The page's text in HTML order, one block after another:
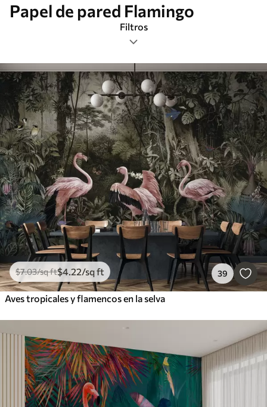
Papel de pared Flamingo
Filtros
Etiquetas
Formato de imagen
Paleta de colores
Inteligente
Borrar todos los filtros
$7.03/sq ft$4.22/sq ft 39
Aves tropicales y flamencos en la selva